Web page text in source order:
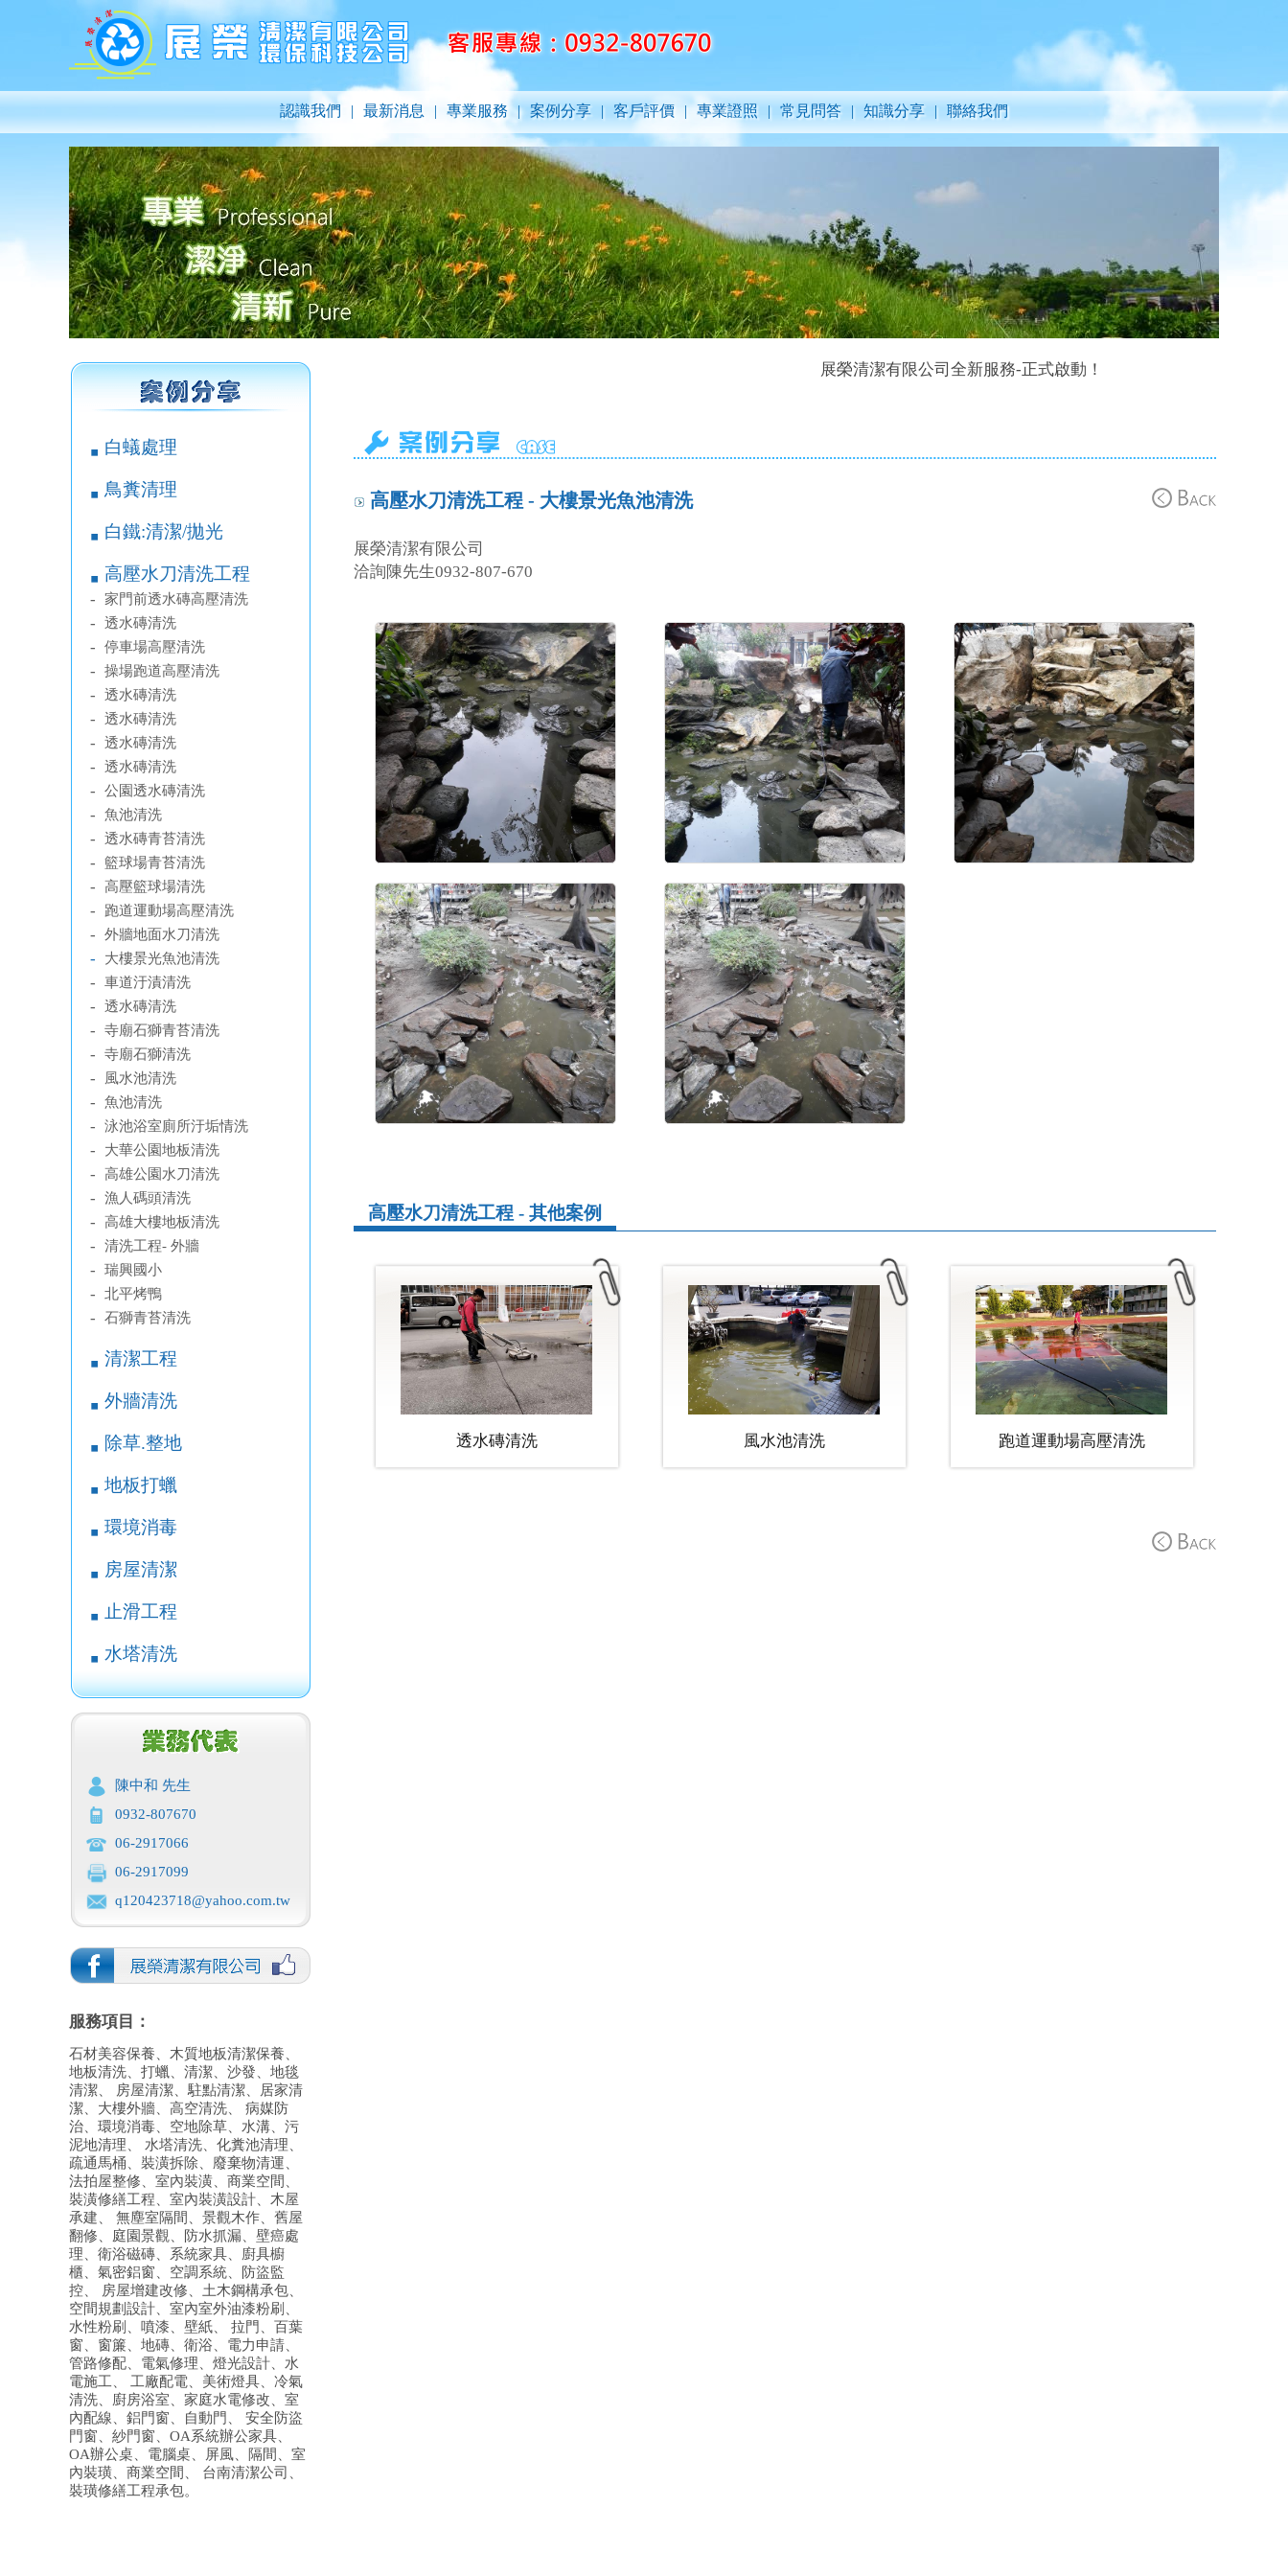
認識我們 | 最新消息 | 專業服務 | 案例分享 | 客戶評價 | 專業證照 | 常見問答 | 知識分享 | 聯絡我們
￭ 白蟻處理
￭ 鳥糞清理
￭ 白鐵:清潔/拋光
￭ 高壓水刀清洗工程
- 家門前透水磚高壓清洗
- 透水磚清洗
- 停車場高壓清洗
- 操場跑道高壓清洗
- 透水磚清洗
- 透水磚清洗
- 透水磚清洗
- 透水磚清洗
- 公園透水磚清洗
- 魚池清洗
- 透水磚青苔清洗
- 籃球場青苔清洗
- 高壓籃球場清洗
- 跑道運動場高壓清洗
- 外牆地面水刀清洗
- 大樓景光魚池清洗
- 車道汙漬清洗
- 透水磚清洗
- 寺廟石獅青苔清洗
- 寺廟石獅清洗
- 風水池清洗
- 魚池清洗
- 泳池浴室廁所汙垢情洗
- 大華公園地板清洗
- 高雄公園水刀清洗
- 漁人碼頭清洗
- 高雄大樓地板清洗
- 清洗工程- 外牆
- 瑞興國小
- 北平烤鴨
- 石獅青苔清洗
￭ 清潔工程
￭ 外牆清洗
￭ 除草.整地
￭ 地板打蠟
￭ 環境消毒
￭ 房屋清潔
￭ 止滑工程
￭ 水塔清洗
陳中和 先生
0932-807670
06-2917066
06-2917099
q120423718@yahoo.com.tw
服務項目：
石材美容保養、木質地板清潔保養、
地板清洗、打蠟、清潔、沙發、地毯
清潔、 房屋清潔、駐點清潔、居家清
潔、大樓外牆、高空清洗、 病媒防
治、環境消毒、空地除草、水溝、污
泥地清理、 水塔清洗、化糞池清理、
疏通馬桶、裝潢拆除、廢棄物清運、
法拍屋整修、室內裝潢、商業空間、
裝潢修繕工程、室內裝潢設計、木屋
承建、 無塵室隔間、景觀木作、舊屋
翻修、庭園景觀、防水抓漏、壁癌處
理、衛浴磁磚、系統家具、廚具櫥
櫃、氣密鋁窗、空調系統、防盜監
控、 房屋增建改修、土木鋼構承包、
空間規劃設計、室內室外油漆粉刷、
水性粉刷、噴漆、壁紙、 拉門、百葉
窗、窗簾、地磚、衛浴、電力申請、
管路修配、電氣修理、燈光設計、水
電施工、 工廠配電、美術燈具、冷氣
清洗、廚房浴室、家庭水電修改、室
內配線、鋁門窗、自動門、 安全防盜
門窗、紗門窗、OA系統辦公家具、
OA辦公桌、電腦桌、屏風、隔間、室
內裝璜、商業空間、 台南清潔公司、
裝璜修繕工程承包。
展榮清潔有限公司全新服務-正式啟動！
高壓水刀清洗工程 - 大樓景光魚池清洗
展榮清潔有限公司
洽詢陳先生0932-807-670
高壓水刀清洗工程 - 其他案例
透水磚清洗 風水池清洗 跑道運動場高壓清洗